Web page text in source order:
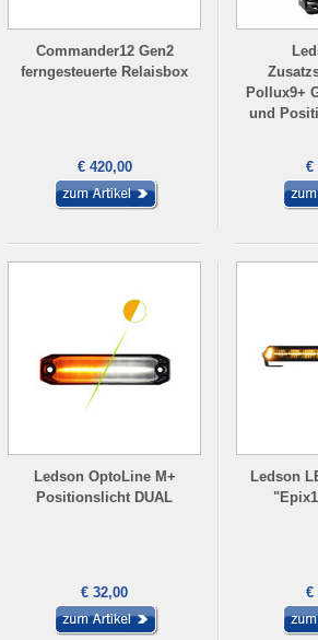
Commander12 Gen2
ferngesteuerte Relaisbox
€ 420,00
Pollux9+
und
€
Ledson OptoLine M+
Positionslicht DUAL
€ 32,00
Ledson
€